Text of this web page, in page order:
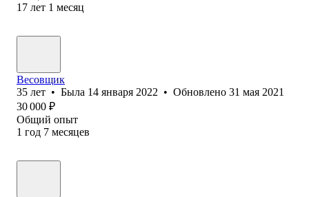
17 лет 1 месяц
Весовщик
35 лет • Была 14 января 2022 • Обновлено 31 мая 2021
30 000 ₽
Общий опыт
1 год 7 месяцев